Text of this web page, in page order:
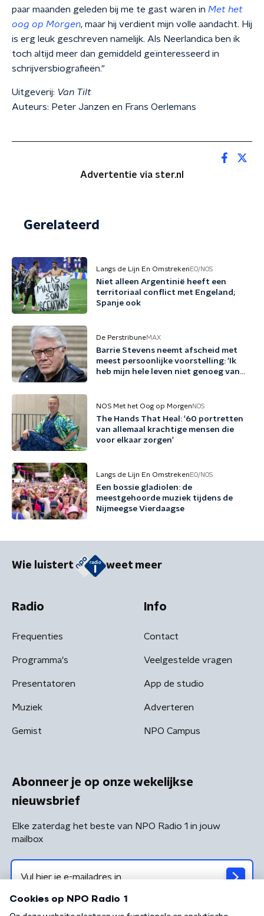
paar maanden geleden bij me te gast waren in Met het
oog op Morgen, maar hij verdient mijn volle aandacht. Hij
is erg leuk geschreven namelijk. Als Neerlandica ben ik
toch altijd meer dan gemiddeld geïnteresseerd in
schrijversbiografieën."
Uitgeverij: Van Tilt
Auteurs: Peter Janzen en Frans Oerlemans
Advertentie via ster.nl
Gerelateerd
Langs de Lijn En Omstreken EO/NOS
Niet alleen Argentinië heeft een
territoriaal conflict met Engeland;
Spanje ook
De PerstribuneMAX
Barrie Stevens neemt afscheid met
meest persoonlijke voorstelling: 'Ik
heb mijn hele leven niet genoeg van
NOS Met het Oog op Morgen NOS
The Hands That Heal: '60 portretten
van allemaal krachtige mensen die
voor elkaar zorgen'
Langs de Lijn En Omstreken EO/NOS
Een bossie gladiolen: de
meestgehoorde muziek tijdens de
Nijmeegse Vierdaagse
Wie luistert weet meer
Radio
Frequenties
Programma's
Presentatoren
Muziek
Gemist
Info
Contact
Veelgestelde vragen
App de studio
Adverteren
NPO Campus
Abonneer je op onze wekelijkse
nieuwsbrief
Elke zaterdag het beste van NPO Radio 1 in jouw
mailbox